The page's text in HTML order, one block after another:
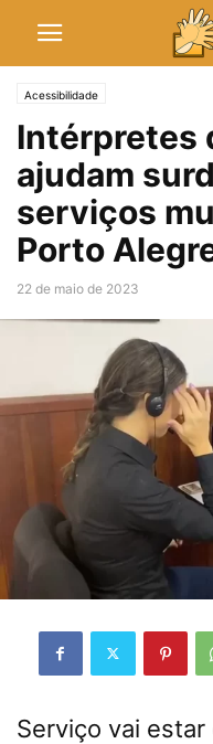
Acessibilidade
Intérpretes
ajudam
serviços
Porto
22 de maio de 2023
Serviço vai